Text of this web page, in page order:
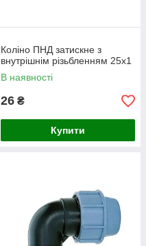
Коліно ПНД затискне з
внутрішнім різьбленням 25х1
В наявності
26 ₴
Купити